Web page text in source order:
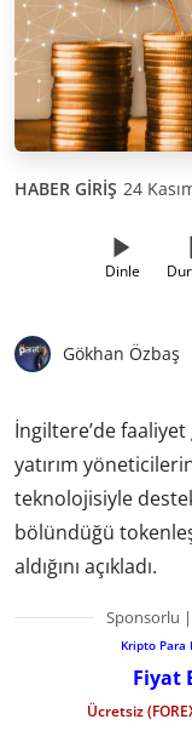
HABER GİRİŞ 24
Dinle
Gökhan Özbaş
İngiltere’de
yatırım
teknolojisiyle
bölündüğü
aldığını açıkladı.
Sponsorlu |
Kripto
Fiyat
Ücretsiz